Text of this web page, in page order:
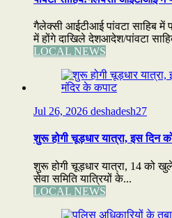
गैलेक्सी आईटीआई पांवटा साहिब में
में होंगे दाखिले देशआदेश/पांवटा
LOCAL NEWS
Jul 26, 2026 deshadesh27
शुरू होगी चूड़धार यात्रा, इस दिन
शुरू होगी चूड़धार यात्रा, 14 को
सेवा समिति यात्रियों के...
LOCAL NEWS